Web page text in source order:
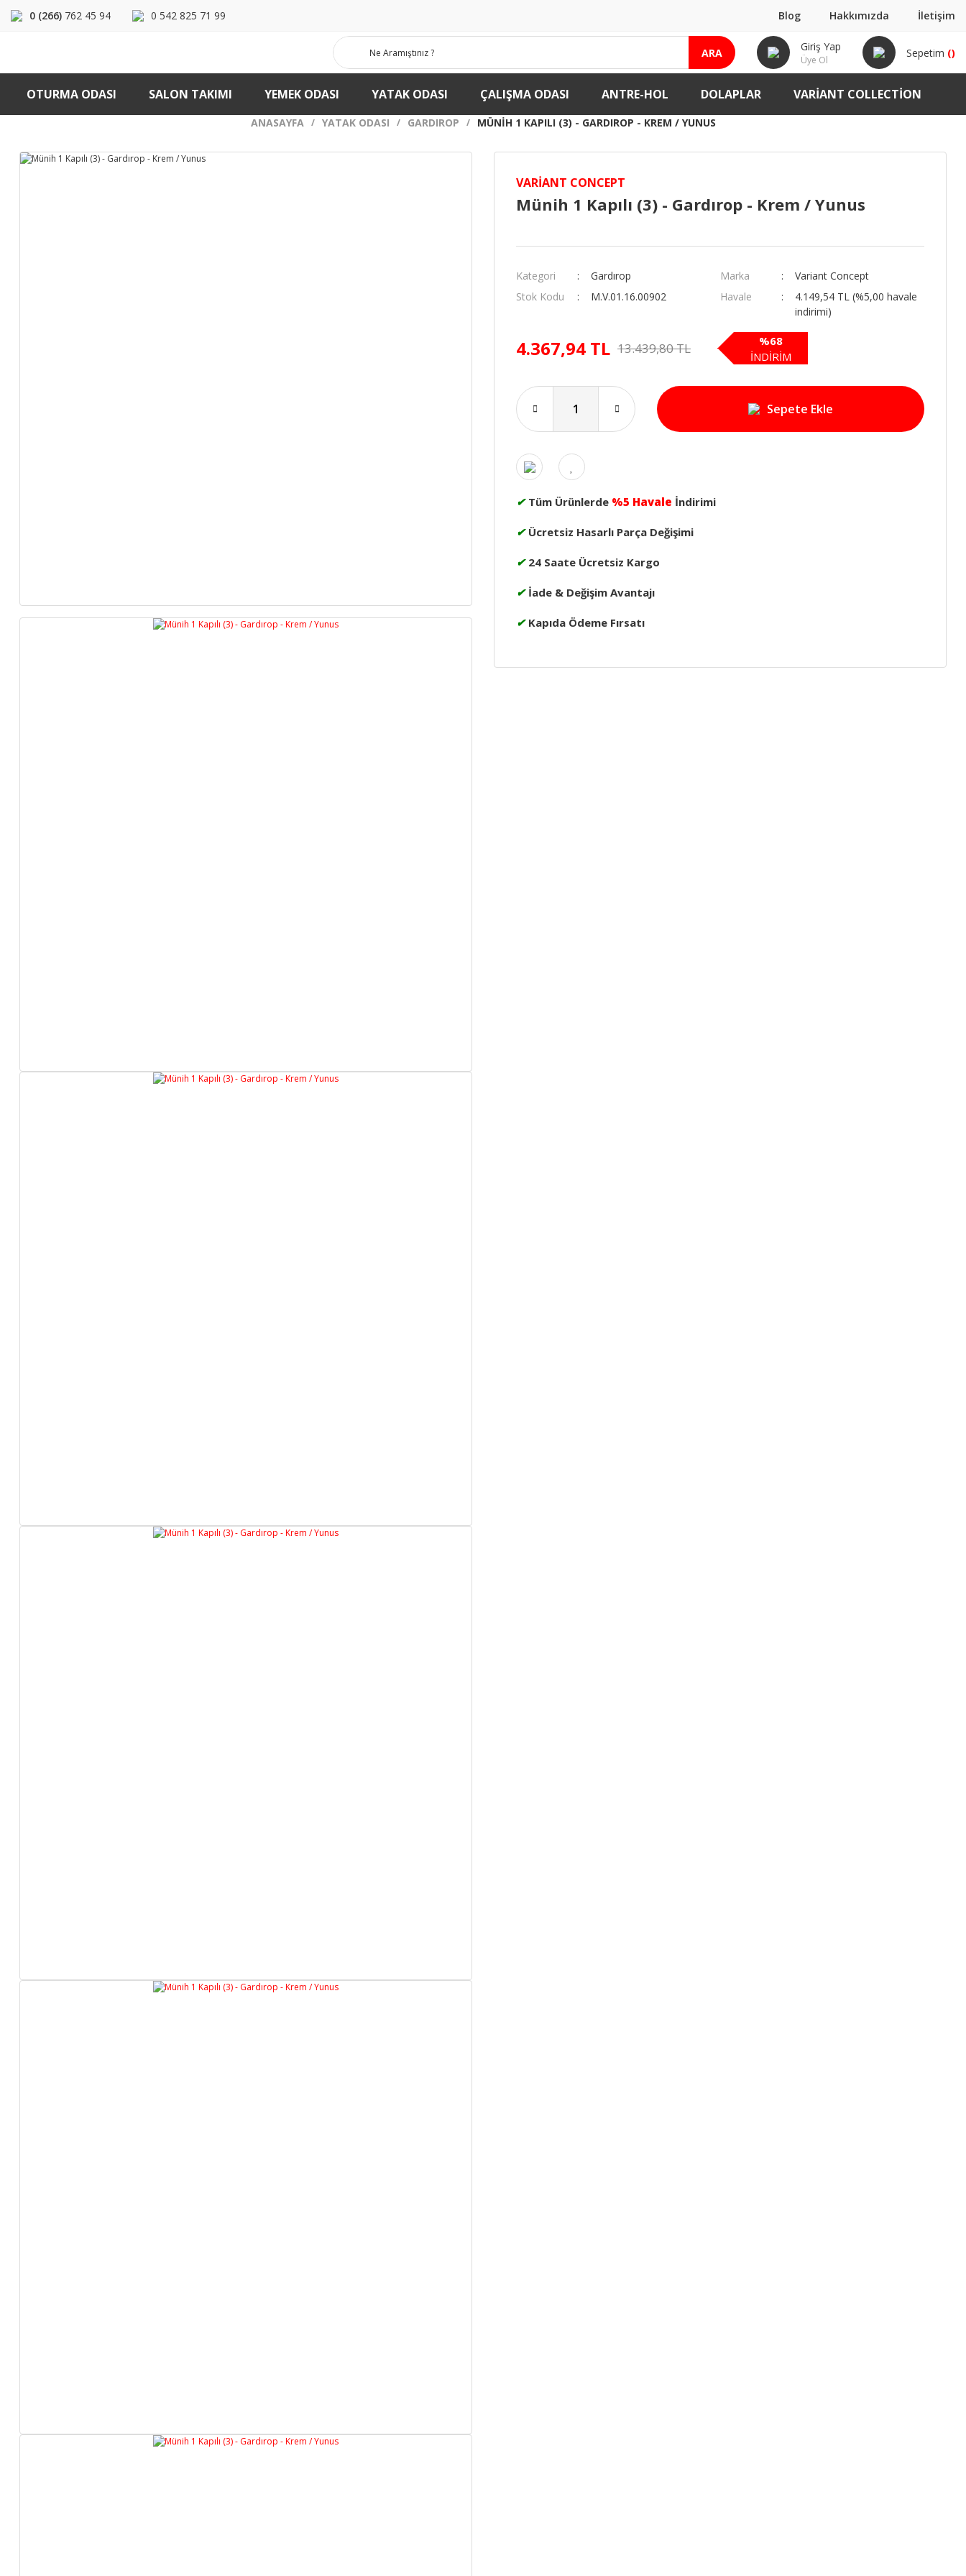
0 (266) 762 45 94 0 542 825 71 99 Blog Hakkımızda İletişim
ARA Giriş Yap
Üye Ol
Sepetim ()
OTURMA ODASI SALON TAKIMI YEMEK ODASI YATAK ODASI ÇALIŞMA ODASI ANTRE-HOL DOLAPLAR VARIANT COLLECTION
ANASAYFA YATAK ODASI GARDIROP MÜNIH 1 KAPILI (3) - GARDIROP - KREM / YUNUS
VARIANT CONCEPT
Münih 1 Kapılı (3) - Gardırop - Krem / Yunus
Kategori Gardırop Marka
Variant Concept
Stok Kodu
M.V.01.16.00902 Havale
4.149,54 TL (%5,00 havale
indirimi)
4.367,94 TL 13.439,80 TL
%68
İNDİRİM
Sepete Ekle
✔ Tüm Ürünlerde %5 Havale İndirimi
✔ Ücretsiz Hasarlı Parça Değişimi
✔ 24 Saate Ücretsiz Kargo
✔ İade & Değişim Avantajı
✔ Kapıda Ödeme Fırsatı